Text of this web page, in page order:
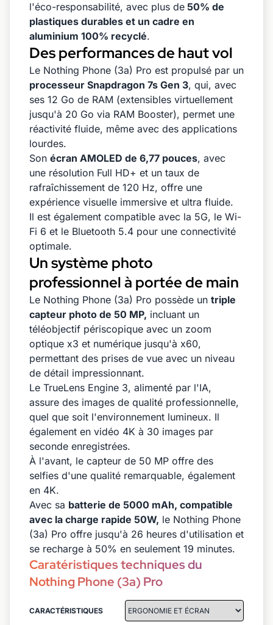
l'éco-responsabilité, avec plus de 50% de
plastiques durables et un cadre en
aluminium 100% recyclé.
Des performances de haut vol
Le Nothing Phone (3a) Pro est propulsé par un
processeur Snapdragon 7s Gen 3, qui, avec
ses 12 Go de RAM (extensibles virtuellement
jusqu'à 20 Go via RAM Booster), permet une
réactivité fluide, même avec des applications
lourdes.
Son écran AMOLED de 6,77 pouces, avec
une résolution Full HD+ et un taux de
rafraîchissement de 120 Hz, offre une
expérience visuelle immersive et ultra fluide.
Il est également compatible avec la 5G, le Wi-
Fi 6 et le Bluetooth 5.4 pour une connectivité
optimale.
Un système photo
professionnel à portée de main
Le Nothing Phone (3a) Pro possède un triple
capteur photo de 50 MP, incluant un
téléobjectif périscopique avec un zoom
optique x3 et numérique jusqu'à x60,
permettant des prises de vue avec un niveau
de détail impressionnant.
Le TrueLens Engine 3, alimenté par l'IA,
assure des images de qualité professionnelle,
quel que soit l'environnement lumineux. Il
également en vidéo 4K à 30 images par
seconde enregistrées.
À l'avant, le capteur de 50 MP offre des
selfies d'une qualité remarquable, également
en 4K.
Avec sa batterie de 5000 mAh, compatible
avec la charge rapide 50W, le Nothing Phone
(3a) Pro offre jusqu'à 26 heures d'utilisation et
se recharge à 50% en seulement 19 minutes.
Caratéristiques techniques du
Nothing Phone (3a) Pro
CARACTÉRISTIQUES